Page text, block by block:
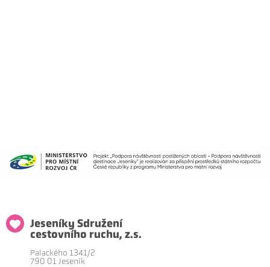
Jeseníky Sdružení
cestovního ruchu, z.s.
Palackého 1341/2
790 01 Jeseník